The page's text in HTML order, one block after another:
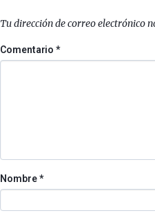
Tu dirección de correo electrónico
Comentario*
Nombre*